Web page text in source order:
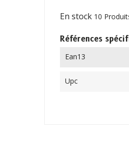
En stock 10
Références
Ean13
Upc